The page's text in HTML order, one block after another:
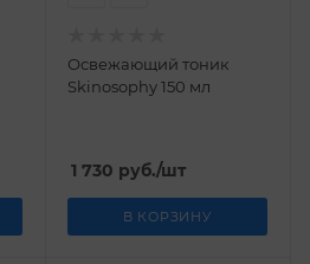
Освежающий тоник
Skinosophy 150 мл
1 730 руб./шт
В КОРЗИНУ